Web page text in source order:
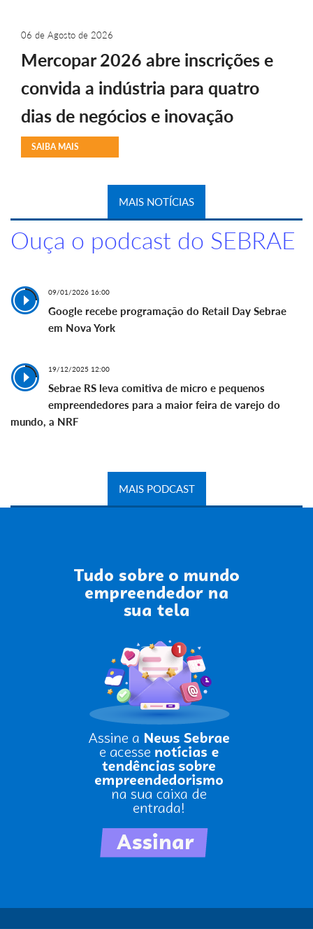
06 de Agosto de 2026
Mercopar 2026 abre inscrições e
convida a indústria para quatro
dias de negócios e inovação
SAIBA MAIS
MAIS NOTÍCIAS
Ouça o podcast do SEBRAE
09/01/2026 16:00
Google recebe programação do Retail Day Sebrae
em Nova York
19/12/2025 12:00
Sebrae RS leva comitiva de micro e pequenos
empreendedores para a maior feira de varejo do
mundo, a NRF
MAIS PODCAST